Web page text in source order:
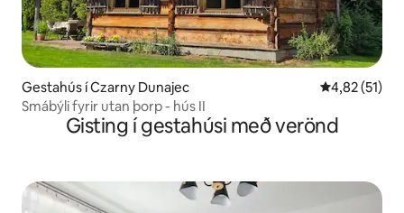
Gestahús í Czarny Dunajec 4,82 af 5 í
4,82 (51)
Smábýli fyrir utan þorp - hús II
Gisting í gestahúsi með verönd